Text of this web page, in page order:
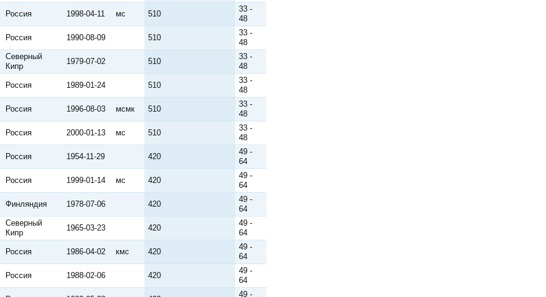
Россия 1998-04-11 мс 510
33 -
48
Россия 1990-08-09 510
33 -
48
Северный
Кипр
1979-07-02 510
33 -
48
Россия 1989-01-24 510
33 -
48
Россия 1996-08-03 мсмк 510
33 -
48
Россия 2000-01-13 мс 510
33 -
48
Россия 1954-11-29 420
49 -
64
Россия 1999-01-14 мс 420
49 -
64
Финляндия 1978-07-06 420
49 -
64
Северный
Кипр
1965-03-23 420
49 -
64
Россия 1986-04-02 кмс 420
49 -
64
Россия 1988-02-06 420
49 -
64
49 -